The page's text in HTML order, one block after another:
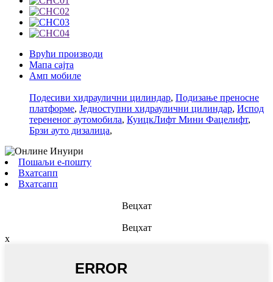
Врући производи
Мапа сајта
Амп мобиле
Подесиви хидраулични цилиндар, Подизање преносне
платформе, Једноступни хидраулични цилиндар, Испод
терененог аутомобила, КуицкЛифт Мини Фацелифт,
Брзи ауто дизалица,
Пошаљи е-пошту
Вхатсапп
Вхатсапп
Вецхат
Вецхат
x